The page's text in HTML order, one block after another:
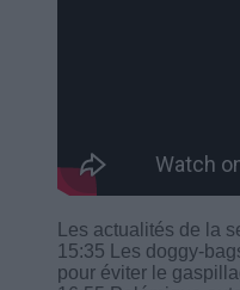
Les actualités de la
15:35 Les doggy-
pour éviter le